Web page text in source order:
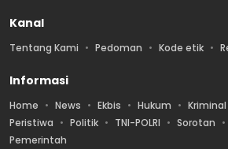
Kanal
Tentang Kami Pedoman Kode etik
Informasi
Home News Ekbis Hukum Kriminal
Peristiwa
Politik TNI-POLRI Sorotan
Pemerintah